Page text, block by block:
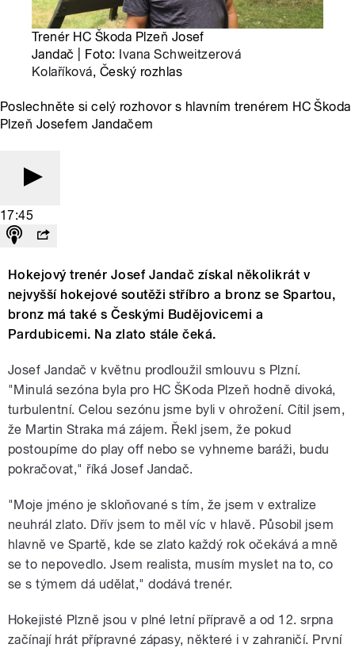
Trenér HC Škoda Plzeň Josef
Jandač | Foto: Ivana Schweitzerová
Kolaříková, Český rozhlas
Poslechněte si celý rozhovor s hlavním trenérem HC Škoda
Plzeň Josefem Jandačem
17:45
Hokejový trenér Josef Jandač získal několikrát v
nejvyšší hokejové soutěži stříbro a bronz se Spartou,
bronz má také s Českými Budějovicemi a
Pardubicemi. Na zlato stále čeká.
Josef Jandač v květnu prodloužil smlouvu s Plzní.
"Minulá sezóna byla pro HC ŠKoda Plzeň hodně divoká,
turbulentní. Celou sezónu jsme byli v ohrožení. Cítil jsem,
že Martin Straka má zájem. Řekl jsem, že pokud
postoupíme do play off nebo se vyhneme baráži, budu
pokračovat," říká Josef Jandač.
"Moje jméno je skloňované s tím, že jsem v extralize
neuhrál zlato. Dřív jsem to měl víc v hlavě. Působil jsem
hlavně ve Spartě, kde se zlato každý rok očekává a mně
se to nepovedlo. Jsem realista, musím myslet na to, co
se s týmem dá udělat," dodává trenér.
Hokejisté Plzně jsou v plné letní přípravě a od 12. srpna
začínají hrát přípravné zápasy, některé i v zahraničí. První